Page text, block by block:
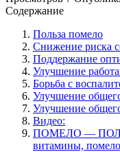
Содержание
Польза помело
Снижение риска
Поддержание
Улучшение
Борьба с
Улучшение
Улучшение
Видео:
ПОМЕЛО —
витамины,